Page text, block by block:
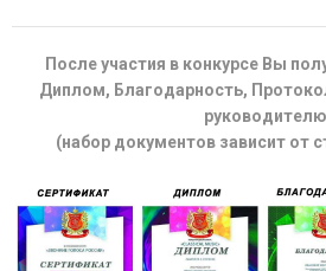
После участия в конкурсе Вы
Диплом, Благодарность,
руководителю
(набор документов зависит от